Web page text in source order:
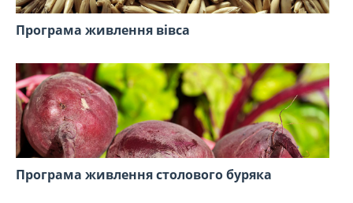
Програма живлення вівса
Програма живлення столового буряка